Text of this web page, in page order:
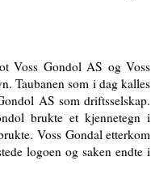
Voss Gondol AS og Voss
Taubanen som i dag kalles
AS som driftsselskap.
brukte et kjennetegn i
Voss Gondal etterkom
logoen og saken endte i